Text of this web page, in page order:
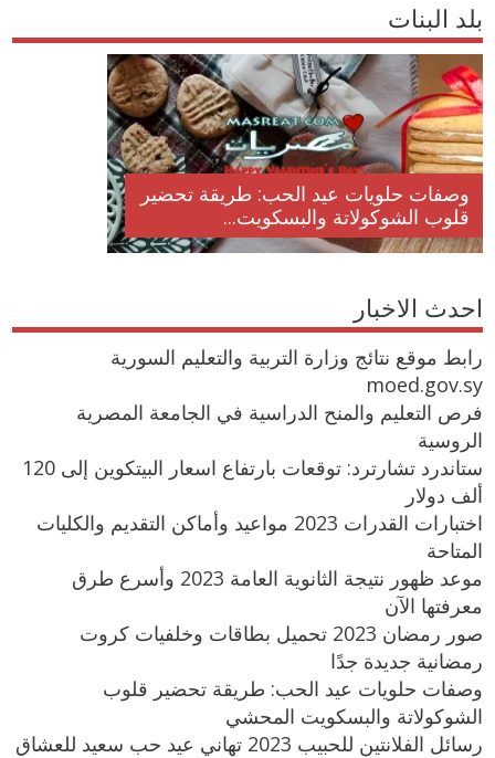
بلد البنات
وصفات حلويات عيد الحب: طريقة تحضير
قلوب الشوكولاتة والبسكويت...
احدث الاخبار
رابط موقع نتائج وزارة التربية والتعليم السورية
moed.gov.sy
فرص التعليم والمنح الدراسية في الجامعة المصرية
الروسية
ستاندرد تشارترد: توقعات بارتفاع اسعار البيتكوين إلى 120
ألف دولار
اختبارات القدرات 2023 مواعيد وأماكن التقديم والكليات
المتاحة
موعد ظهور نتيجة الثانوية العامة 2023 وأسرع طرق
معرفتها الآن
صور رمضان 2023 تحميل بطاقات وخلفيات كروت
رمضانية جديدة جدًا
وصفات حلويات عيد الحب: طريقة تحضير قلوب
الشوكولاتة والبسكويت المحشي
رسائل الفلانتين للحبيب 2023 تهاني عيد حب سعيد للعشاق